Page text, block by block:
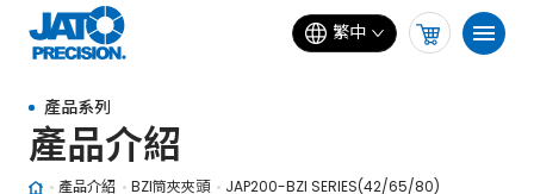
繁中
產品系列
產品介紹
產品介紹 BZI筒夾夾頭 JAP200-BZI SERIES(42/65/80)